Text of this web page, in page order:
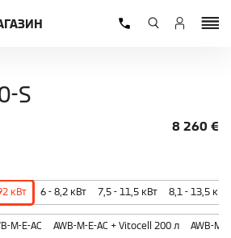
S
8 260 €
кВт 6 - 8,2 кВт 7,5 - 11,5 кВт 8,1 - 13,5 кВт
M-E-AC AWB-M-E-AC + Vitocell 200 л AWB-M-